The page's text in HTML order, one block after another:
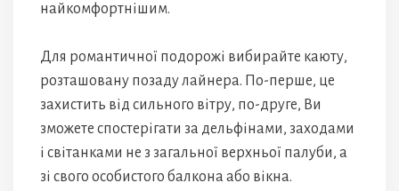
найкомфортнішим.
Для романтичної подорожі вибирайте каюту,
розташовану позаду лайнера. По-перше, це
захистить від сильного вітру, по-друге, Ви
зможете спостерігати за дельфінами, заходами
і світанками не з загальної верхньої палуби, а
зі свого особистого балкона або вікна.